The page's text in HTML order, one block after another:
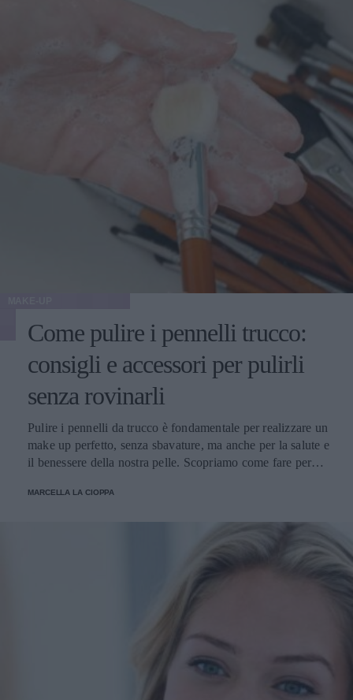
Come pulire i pennelli trucco:
consigli e accessori per pulirli
senza rovinarli
Pulire i pennelli da trucco è fondamentale per realizzare un
make up perfetto, senza sbavature, ma anche per la salute e
il benessere della nostra pelle. Scopriamo come fare per
MARCELLA LA CIOPPA